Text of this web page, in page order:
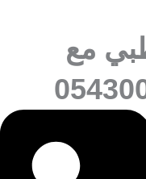
مع